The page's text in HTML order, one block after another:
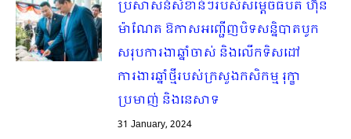
ប្រសាសន៍សំខាន់ៗរបស់សម្តេចធិបតី ហ៊ុន
ម៉ាណែត ឱកាសអញ្ជើញបិទសន្និបាតបូក
សរុបការងាឆ្នាំចាស់ និងលើកទិសដៅ
ការងារឆ្នាំថ្មីរបស់ក្រសួងកសិកម្ម រុក្ខា
ប្រមាញ់ និងនេសាទ
31 January, 2024